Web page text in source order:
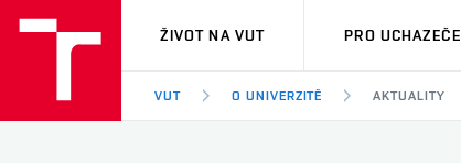
VUT
ŽIVOT NA VUT PRO UCHAZEČE
VUT O UNIVERZITĚ AKTUALITY